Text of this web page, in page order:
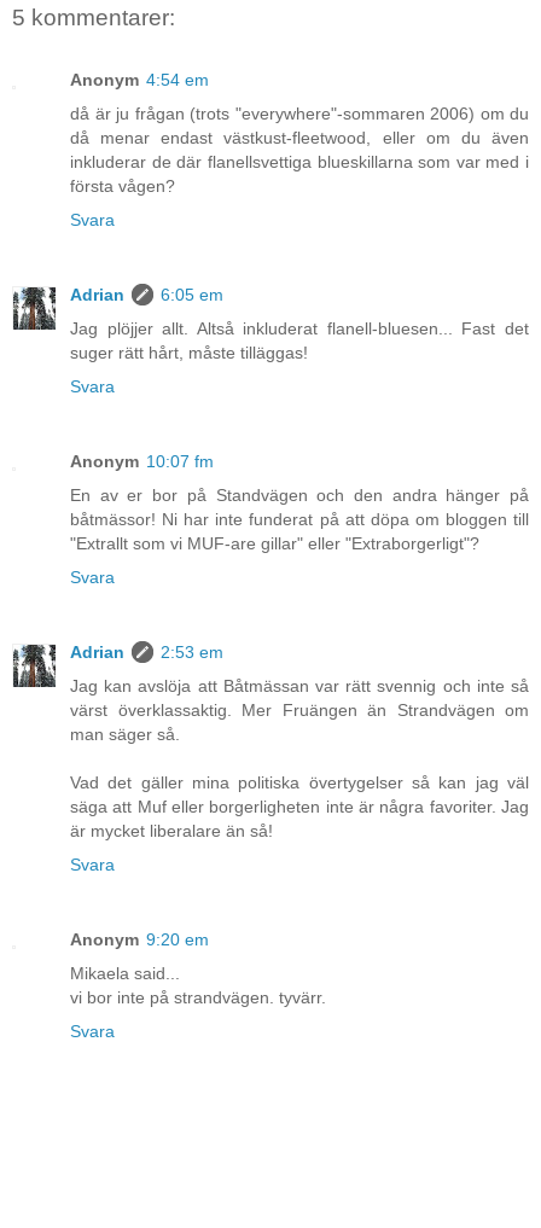
5 kommentarer:
Anonym 4:54 em
då är ju frågan (trots "everywhere"-sommaren 2006) om du
då menar endast västkust-fleetwood, eller om du även
inkluderar de där flanellsvettiga blueskillarna som var med i
första vågen?
Svara
Adrian
6:05 em
Jag plöjjer allt. Altså inkluderat flanell-bluesen... Fast det
suger rätt hårt, måste tilläggas!
Svara
Anonym 10:07 fm
En av er bor på Standvägen och den andra hänger på
båtmässor! Ni har inte funderat på att döpa om bloggen till
"Extrallt som vi MUF-are gillar" eller "Extraborgerligt"?
Svara
Adrian
2:53 em
Jag kan avslöja att Båtmässan var rätt svennig och inte så
värst överklassaktig. Mer Fruängen än Strandvägen om
man säger så.
Vad det gäller mina politiska övertygelser så kan jag väl
säga att Muf eller borgerligheten inte är några favoriter. Jag
är mycket liberalare än så!
Svara
Anonym 9:20 em
Mikaela said...
vi bor inte på strandvägen. tyvärr.
Svara